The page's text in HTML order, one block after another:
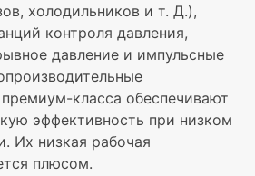
холодильников и т. Д.),
контроля давления,
давление и импульсные
класса обеспечивают
эффективность при низком
Их низкая рабочая
плюсом.